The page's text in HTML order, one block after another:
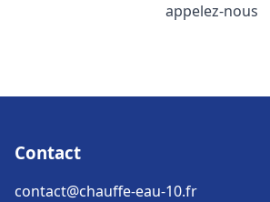
appelez-nous
Contact
contact@chauffe-eau-10.fr